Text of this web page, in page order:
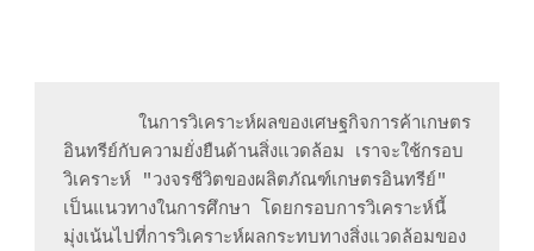
อินทรีย์กับความยั่งยืนด้านสิ่งแวดล้อม เราจะใช้กรอบ
วิเคราะห์ "วงจรชีวิตของผลิตภัณฑ์เกษตรอินทรีย์"
เป็นแนวทางในการศึกษา โดยกรอบการวิเคราะห์นี้
มุ่งเน้นไปที่การวิเคราะห์ผลกระทบทางสิ่งแวดล้อมของ